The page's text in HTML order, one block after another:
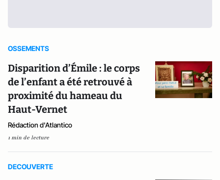
OSSEMENTS
Disparition d’Émile : le corps
de l’enfant a été retrouvé à
proximité du hameau du
Haut-Vernet
Rédaction d'Atlantico
1 min de lecture
DECOUVERTE